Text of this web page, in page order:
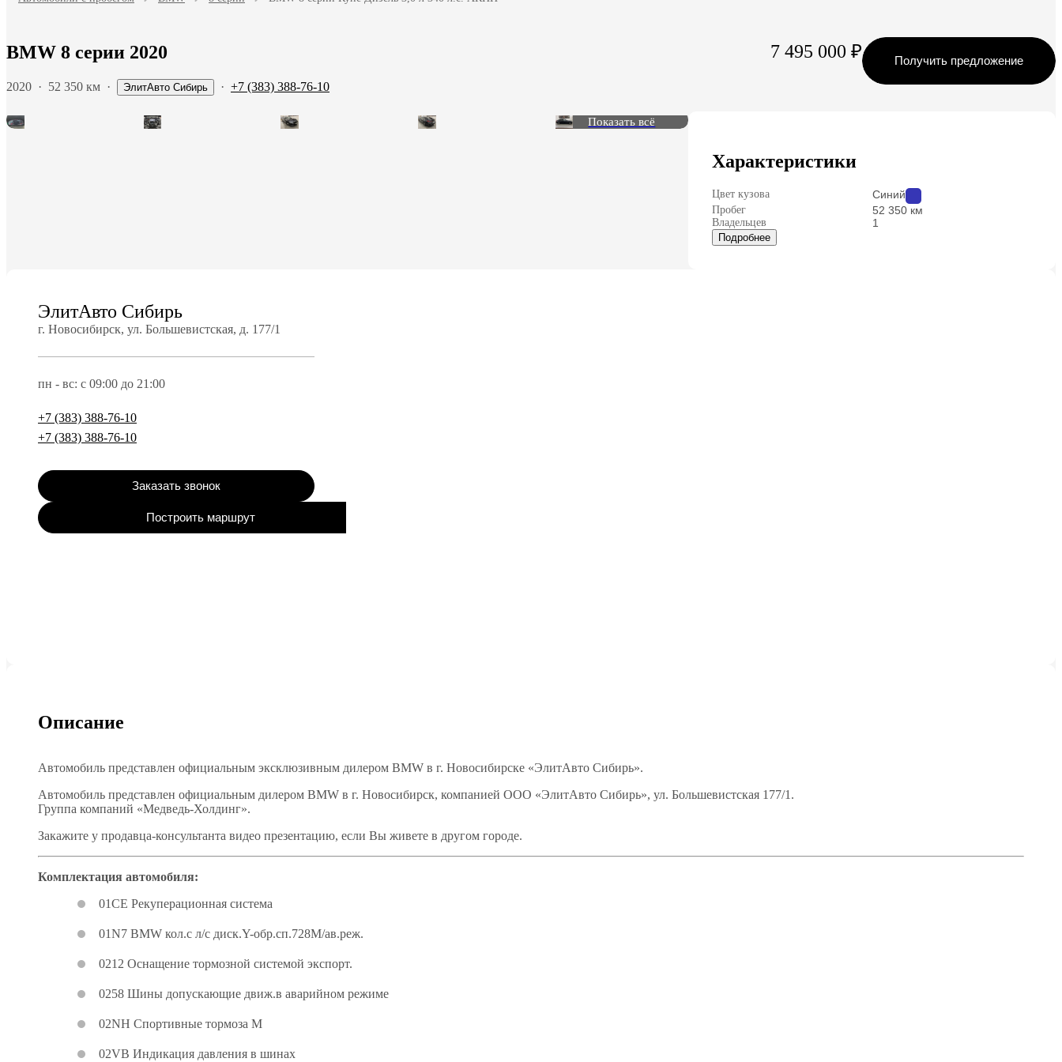
BMW 8 серии 2020
2020 · 52 350 км · ЭлитАвто Сибирь · +7 (383) 388-76-10
7 495 000 ₽ Получить предложение
Показать всё
Характеристики
Цвет кузова Синий
Пробег 52 350 км
Владельцев 1
Подробнее
ЭлитАвто Сибирь
г. Новосибирск, ул. Большевистская, д. 177/1
пн - вс: с 09:00 до 21:00
+7 (383) 388-76-10
+7 (383) 388-76-10
Заказать звонок
Построить маршрут
Описание
Автомобиль представлен официальным эксклюзивным дилером BMW в г. Новосибирске «ЭлитАвто Сибирь».
Автомобиль представлен официальным дилером BMW в г. Новосибирск, компанией ООО «ЭлитАвто Сибирь», ул. Большевистская 177/1.
Группа компаний «Медведь-Холдинг».
Закажите у продавца-консультанта видео презентацию, если Вы живете в другом городе.
Комплектация автомобиля:
01CE Рекуперационная система
01N7 BMW кол.с л/с диск.Y-обр.сп.728M/ав.реж.
0212 Оснащение тормозной системой экспорт.
0258 Шины допускающие движ.в аварийном режиме
02NH Спортивные тормоза M
02VB Индикация давления в шинах